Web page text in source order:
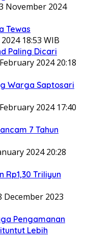
November 2024
Tewas
18:53 WIB
Paling Dicari
2024 20:18
Warga Saptosari
2024 17:40
7 Tahun
2024 20:28
Triliyun
December 2023
Pengamanan
Lebih